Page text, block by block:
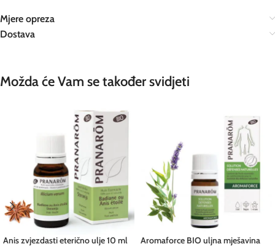
Mjere opreza
Dostava
Možda će Vam se također svidjeti
Anis zvjezdasti eterično ulje 10 ml
Aromaforce BIO uljna mješavina